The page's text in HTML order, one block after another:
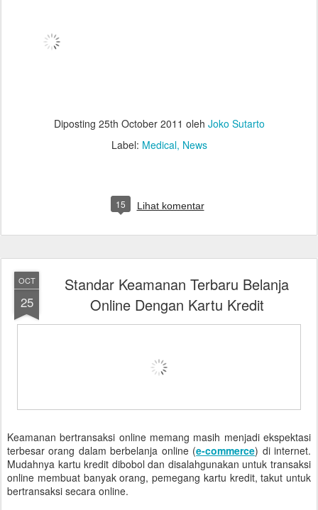
Diposting 25th October 2011 oleh Joko Sutarto
Label: Medical News
15 Lihat komentar
OCT
25
Standar Keamanan Terbaru Belanja
Online Dengan Kartu Kredit
Keamanan bertransaksi online memang masih menjadi ekspektasi
terbesar orang dalam berbelanja online (e-commerce) di internet.
Mudahnya kartu kredit dibobol dan disalahgunakan untuk transaksi
online membuat banyak orang, pemegang kartu kredit, takut untuk
bertransaksi secara online.